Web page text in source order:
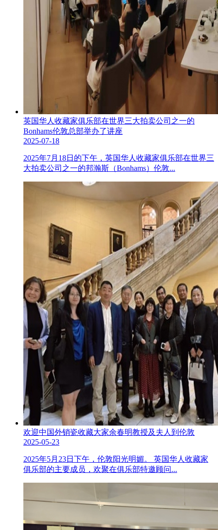
英国华人收藏家俱乐部在世界三大拍卖公司之一的
Bonhams伦敦总部举办了讲座
2025-07-18
2025年7月18日的下午，英国华人收藏家俱乐部在世界三
大拍卖公司之一的邦瀚斯（Bonhams）伦敦...
欢迎中国外销瓷收藏大家余春明教授及夫人到伦敦
2025-05-23
2025年5月23日下午，伦敦阳光明媚。 英国华人收藏家
俱乐部的主要成员，欢聚在俱乐部特邀顾问...